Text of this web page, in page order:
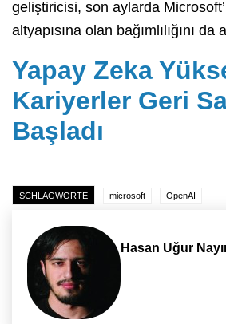
geliştiricisi, son aylarda
altyapısına olan bağımlılığını da
Yapay Zeka
Kariyerler Geri
Başladı
SCHLAGWORTE microsoft OpenAI
Hasan Uğur